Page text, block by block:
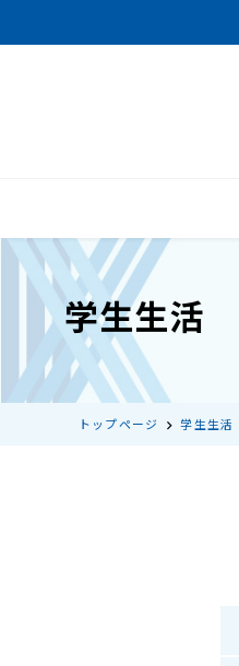
学生生活
トップページ 学生生活